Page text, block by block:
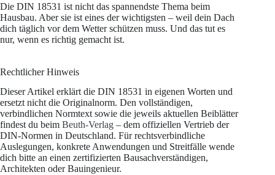
Die DIN 18531 ist nicht das spannendste Thema beim
Hausbau. Aber sie ist eines der wichtigsten – weil dein Dach
dich täglich vor dem Wetter schützen muss. Und das tut es
nur, wenn es richtig gemacht ist.
Rechtlicher Hinweis
Dieser Artikel erklärt die DIN 18531 in eigenen Worten und
ersetzt nicht die Originalnorm. Den vollständigen,
verbindlichen Normtext sowie die jeweils aktuellen Beiblätter
findest du beim Beuth-Verlag – dem offiziellen Vertrieb der
DIN-Normen in Deutschland. Für rechtsverbindliche
Auslegungen, konkrete Anwendungen und Streitfälle wende
dich bitte an einen zertifizierten Bausachverständigen,
Architekten oder Bauingenieur.